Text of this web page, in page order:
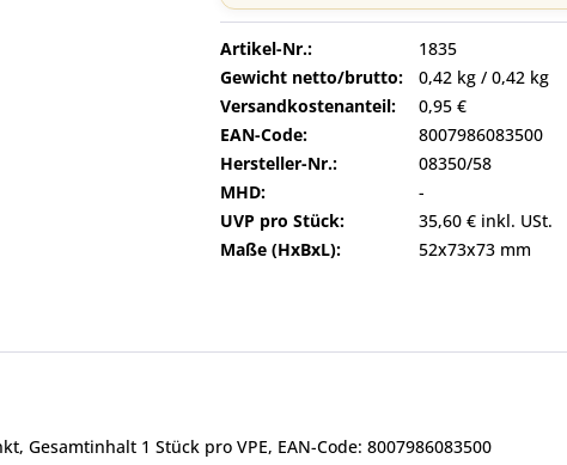
Artikel-Nr.:
1835
Gewicht netto/brutto:
0,42 kg / 0,42 kg
Versandkostenanteil:
0,95 €
EAN-Code:
8007986083500
Hersteller-Nr.:
08350/58
MHD:
-
UVP pro Stück:
35,60 € inkl. USt.
Maße (HxBxL):
52x73x73 mm
Gesamtinhalt 1 Stück pro VPE, EAN-Code: 8007986083500